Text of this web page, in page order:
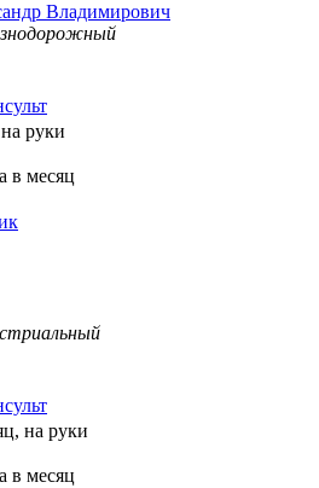
Владимирович
на руки
в месяц
на руки
в месяц